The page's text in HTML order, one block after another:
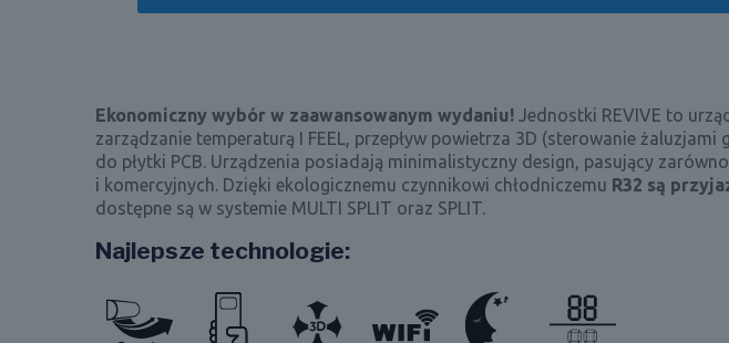
Ekonomiczny wybór w zaawansowanym wydaniu! Jednostki REVIVE to
zarządzanie temperaturą I FEEL, przepływ powietrza 3D (sterowanie
do płytki PCB. Urządzenia posiadają minimalistyczny design, pasujący
i komercyjnych. Dzięki ekologicznemu czynnikowi chłodniczemu R32 są
dostępne są w systemie MULTI SPLIT oraz SPLIT.
Najlepsze technologie: